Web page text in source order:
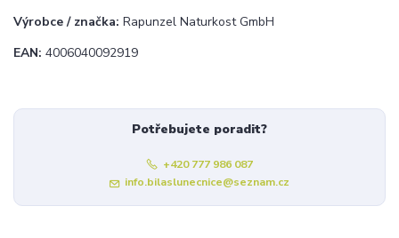
Výrobce / značka: Rapunzel Naturkost GmbH
EAN: 4006040092919
Potřebujete poradit?
+420 777 986 087
info.bilaslunecnice@seznam.cz